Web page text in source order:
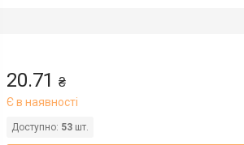
20.71 ₴
Є в наявності
Доступно: 53 шт.